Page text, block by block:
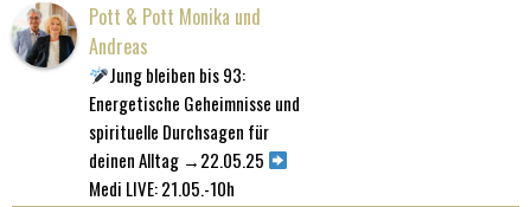
Pott & Pott Monika und
Andreas
Jung bleiben bis 93:
Energetische Geheimnisse und
spirituelle Durchsagen für
deinen Alltag →22.05.25
Medi LIVE: 21.05.-10h